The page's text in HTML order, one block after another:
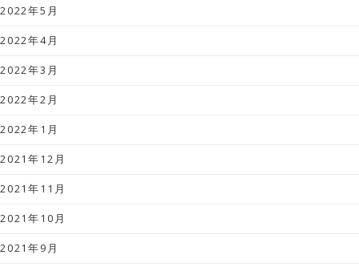
2022年5月
2022年4月
2022年3月
2022年2月
2022年1月
2021年12月
2021年11月
2021年10月
2021年9月